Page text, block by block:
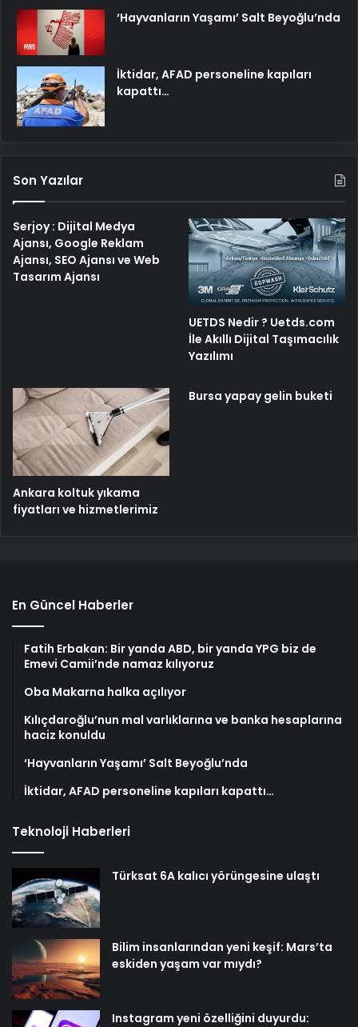
‘Hayvanların Yaşamı’ Salt Beyoğlu’nda
İktidar, AFAD personeline kapıları
kapattı…
Son Yazılar
Serjoy : Dijital Medya
Ajansı, Google Reklam
Ajansı, SEO Ajansı ve Web
Tasarım Ajansı
UETDS Nedir ? Uetds.com
İle Akıllı Dijital Taşımacılık
Yazılımı
Ankara koltuk yıkama
fiyatları ve hizmetlerimiz
Bursa yapay gelin buketi
En Güncel Haberler
Fatih Erbakan: Bir yanda ABD, bir yanda YPG biz de
Emevi Camii’nde namaz kılıyoruz
Oba Makarna halka açılıyor
Kılıçdaroğlu’nun mal varlıklarına ve banka hesaplarına
haciz konuldu
‘Hayvanların Yaşamı’ Salt Beyoğlu’nda
İktidar, AFAD personeline kapıları kapattı…
Teknoloji Haberleri
Türksat 6A kalıcı yörüngesine ulaştı
Bilim insanlarından yeni keşif: Mars’ta
eskiden yaşam var mıydı?
Instagram yeni özelliğini duyurdu: